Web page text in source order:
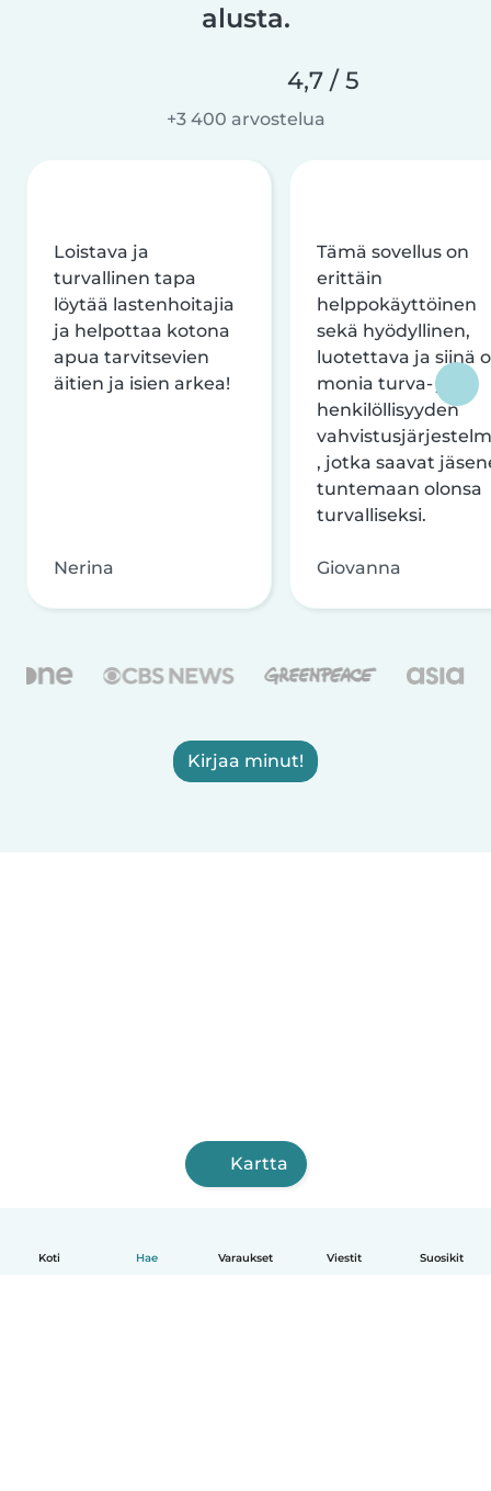
Koti Hae Varaukset Viestit Suosikit
alusta.
4,7 / 5
+3 400 arvostelua
Loistava ja
turvallinen tapa
löytää lastenhoitajia
ja helpottaa kotona
apua tarvitsevien
äitien ja isien arkea!
Nerina
Tämä sovellus on
erittäin
helppokäyttöinen
sekä hyödyllinen,
luotettava ja siinä
monia turva- ja
henkilöllisyyden
, jotka saavat
tuntemaan olonsa
turvalliseksi.
Giovanna
Kirjaa minut!
Kartta